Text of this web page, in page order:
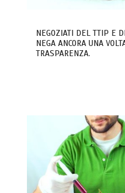
NEGOZIATI DEL TTIP E
NEGA ANCORA UNA
TRASPARENZA.